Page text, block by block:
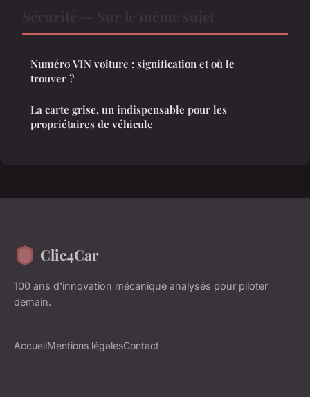
Numéro VIN voiture : signification et où le
trouver ?
La carte grise, un indispensable pour les
propriétaires de véhicule
Clic4Car
100 ans d'innovation mécanique analysés pour piloter
demain.
AccueilMentions légalesContact